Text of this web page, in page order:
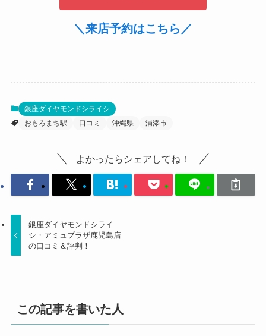
＼来店予約はこちら／
銀座ダイヤモンドシライシ
おもろまち駅
口コミ 沖縄県 浦添市
よかったらシェアしてね！
銀座ダイヤモンドシライ
シ・アミュプラザ鹿児島店
の口コミ＆評判！
この記事を書いた人